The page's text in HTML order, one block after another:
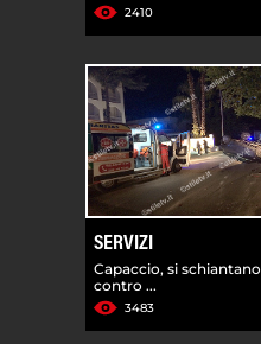
2410
SERVIZI
Capaccio, si schiantano
contro ...
3483